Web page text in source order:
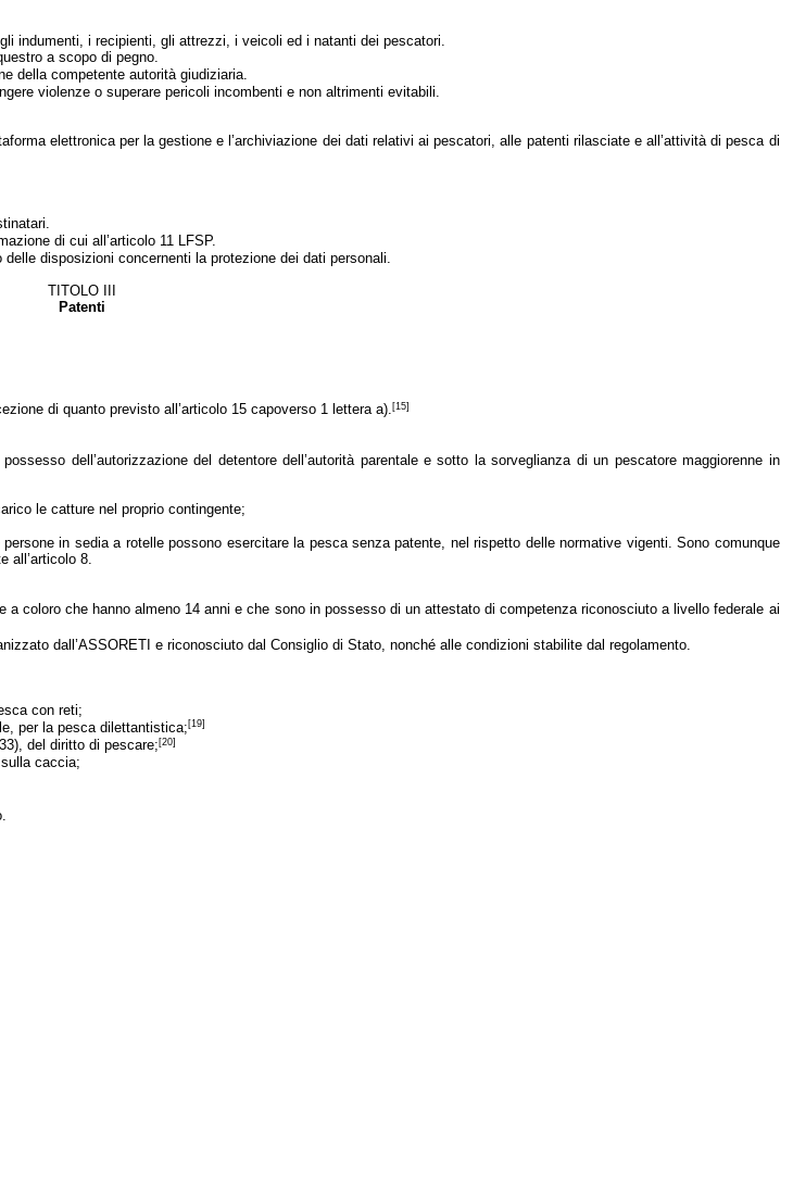
indumenti, i recipienti, gli attrezzi, i veicoli ed i natanti dei pescatori.
a scopo di pegno.
della competente autorità giudiziaria.
violenze o superare pericoli incombenti e non altrimenti evitabili.
elettronica per la gestione e l’archiviazione dei dati relativi ai pescatori, alle patenti rilasciate e all’attività di pesca di
di cui all’articolo 11 LFSP.
disposizioni concernenti la protezione dei dati personali.
TITOLO III
Patenti
di quanto previsto all’articolo 15 capoverso 1 lettera a).[15]
dell’autorizzazione del detentore dell’autorità parentale e sotto la sorveglianza di un pescatore maggiorenne in
le catture nel proprio contingente;
in sedia a rotelle possono esercitare la pesca senza patente, nel rispetto delle normative vigenti. Sono comunque
all’articolo 8.
coloro che hanno almeno 14 anni e che sono in possesso di un attestato di competenza riconosciuto a livello federale ai
dall’ASSORETI e riconosciuto dal Consiglio di Stato, nonché alle condizioni stabilite dal regolamento.
con reti;
per la pesca dilettantistica; [19]
del diritto di pescare;[20]
caccia;